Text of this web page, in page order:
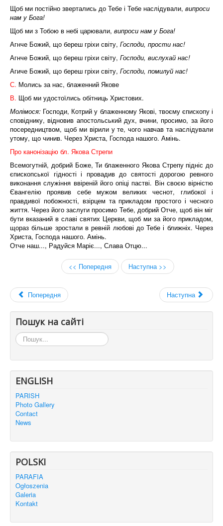
Щоб ми постійно звертались до Тебе і Тебе наслідували, випроси
нам у Бога!
Щоб ми з Тобою в небі царювали, випроси нам у Бога!
Агнче Божий, що береш гріхи світу, Господи, прости нас!
Агнче Божий, що береш гріхи світу, Господи, вислухай нас!
Агиче Божий, що береш гріхи світу, Господи, помилуй нас!
С. Молись за нас, блаженний Якове
В. Щоб ми удостоїлись обітниць Христових.
Молімося: Господи, Котрий у блаженному Якові, твоєму єпископу і
сповіднику, відновив апостольський дух, вчини, просимо, за його
посередництвом, щоб ми вірили у те, чого навчав та наслідували
утому, що чинив. Через Христа, Господа нашого. Амінь.
Про канонізацію бл. Якова Стрепи
Всемогутній, добрий Боже, Ти блаженного Якова Стрепу підніс до
єпископської гідності і провадив до святості дорогою ревного
виконання служіння ввіреній його опіці пастві. Він своєю вірністю
Євангелію проявив себе мужом великих чеснот, глибокої і
правдивої побожності, взірцем та прикладом простого і чесного
життя. Через його заслуги просимо Тебе, добрий Отче, щоб він міг
бути вказаний в славі святих Церкви, щоб ми за його прикладом,
щораз більше зростали в ревній любові до Тебе і ближніх. Через
Христа, Господа нашого. Амінь.
Отче наш..., Радуйся Маріє..., Слава Отцю...
<< Попередня Наступна >>
Попередня Наступна
Пошук на сайті
Пошук...
ENGLISH
PARISH
Photo Gallery
Contact
News
POLSKI
PARAFIA
Ogłoszenia
Galeria
Kontakt